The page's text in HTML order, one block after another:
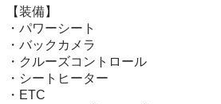
【装備】
・パワーシート
・バックカメラ
・クルーズコントロール
・シートヒーター
・ETC